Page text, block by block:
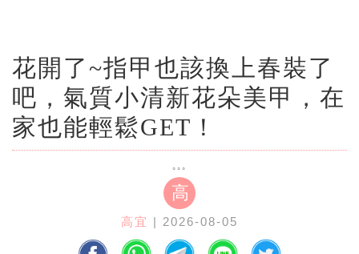
花開了~指甲也該換上春裝了
吧，氣質小清新花朵美甲，在
家也能輕鬆GET！
高
高宜 | 2026-08-05